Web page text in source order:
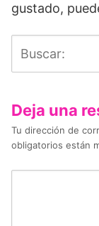
gustado,
Deja una
Tu dirección de
obligatorios están